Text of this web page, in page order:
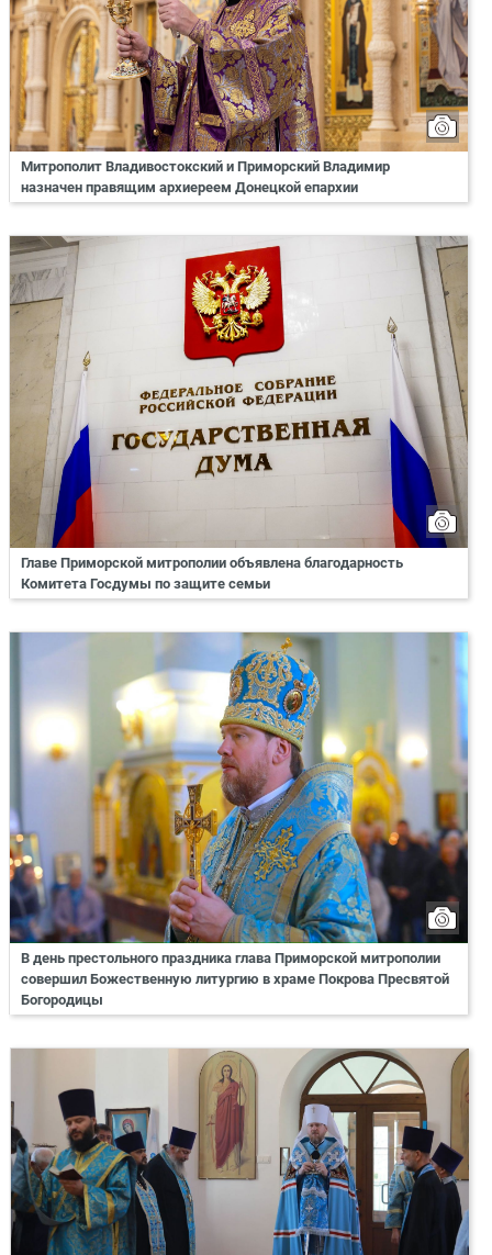
Митрополит Владивостокский и Приморский Владимир
назначен правящим архиереем Донецкой епархии
Главе Приморской митрополии объявлена благодарность
Комитета Госдумы по защите семьи
В день престольного праздника глава Приморской митрополии
совершил Божественную литургию в храме Покрова Пресвятой
Богородицы